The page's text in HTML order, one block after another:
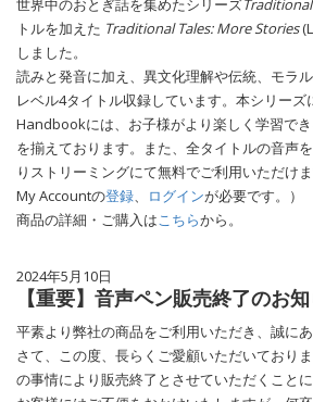
トルを加えた Traditional Tales: More Stories
しました。
読みと発音に加え、異文化理解や伝統、モラ
レベル4タイトル収録しています。本シリー
Handbookには、お子様がより楽しく学習で
を揃えております。また、全タイトルの音声を
りストリーミングにて無料でご利用いただけ
My Accountの登録 ログインが必要です。）
商品の詳細・ご購入は こちらから。
2024年5月10日
【重要】音声ペン販売終了のお
平素より弊社の商品をご利用いただき、誠にあ
さて、この度、長らくご愛顧いただいており
の事情により販売終了とさせていただくことに